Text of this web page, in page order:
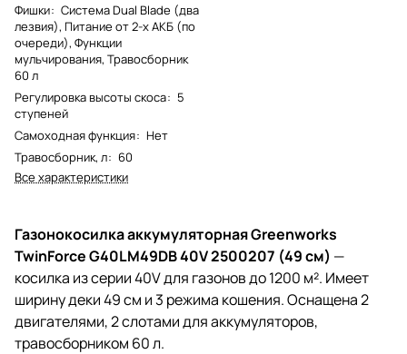
Фишки: Система Dual Blade (два
лезвия), Питание от 2-х АКБ (по
очереди), Функции
мульчирования, Травосборник
60 л
Регулировка высоты скоса: 5
ступеней
Самоходная функция: Нет
Травосборник, л: 60
Все характеристики
Газонокосилка аккумуляторная Greenworks
TwinForce G40LM49DB 40V 2500207 (49 см) —
косилка из серии 40V для газонов до 1200 м². Имеет
ширину деки 49 см и 3 режима кошения. Оснащена 2
двигателями, 2 слотами для аккумуляторов,
травосборником 60 л.